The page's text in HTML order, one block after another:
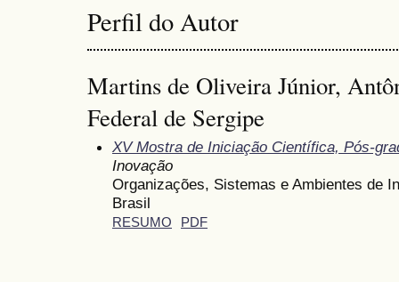
Perfil do Autor
Martins de Oliveira Júnior,
Federal de Sergipe
XV Mostra de Iniciação Científica, Pós-
Inovação
Organizações, Sistemas e Ambientes de
Brasil
RESUMO PDF